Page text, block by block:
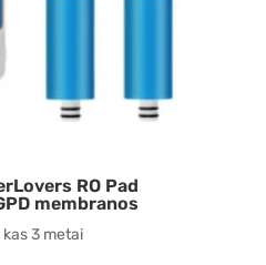
RO Pad
membranos
kas 3 metai